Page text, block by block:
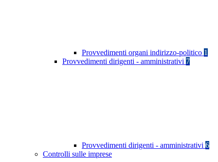
Provvedimenti organi indirizzo-politico 1
Provvedimenti dirigenti - amministrativi 7
Provvedimenti dirigenti - amministrativi 6
Controlli sulle imprese